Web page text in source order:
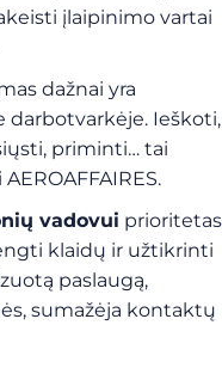
įlaipinimo vartai
dažnai yra
Ieškoti,
priminti… tai
vadovui prioritetas
klaidų ir užtikrinti
paslaugą,
sumažėja kontaktų